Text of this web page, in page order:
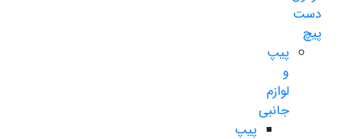
دست
پیچ
پیپ
و
لوازم
جانبی
پیپ